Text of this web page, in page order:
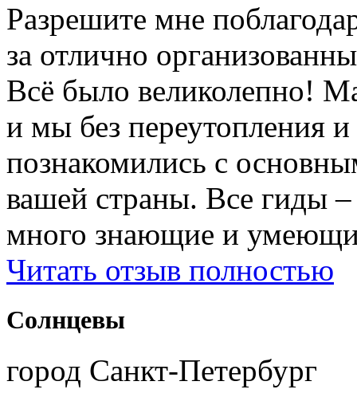
Разрешите мне
за отлично
Всë было великолепно!
и мы без переутопления
познакомились с
вашей страны. Все гиды
много знающие и
Читать отзыв полностью
Солнцевы
город Санкт-Петербург